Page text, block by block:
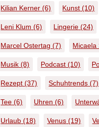
Kilian Kerner (6) Kunst (10)
Leni Klum (6) Lingerie (24)
Marcel Ostertag (7) Micaela
Musik (8) Podcast (10)
Rezept (37) Schuhtrends (7)
Tee (6) Uhren (6)
Urlaub (18) Venus (19)